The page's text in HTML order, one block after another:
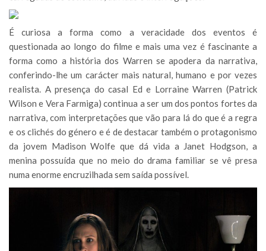
É curiosa a forma como a veracidade dos eventos é
questionada ao longo do filme e mais uma vez é fascinante a
forma como a história dos Warren se apodera da narrativa,
conferindo-lhe um carácter mais natural, humano e por vezes
realista. A presença do casal Ed e Lorraine Warren (Patrick
Wilson e Vera Farmiga) continua a ser um dos pontos fortes da
narrativa, com interpretações que vão para lá do que é a regra
e os clichés do género e é de destacar também o protagonismo
da jovem Madison Wolfe que dá vida a Janet Hodgson, a
menina possuída que no meio do drama familiar se vê presa
numa enorme encruzilhada sem saída possível.